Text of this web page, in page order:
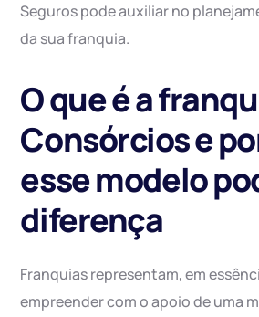
Seguros pode auxiliar no
da sua franquia.
O que é a
Consórcios e
esse modelo
diferença
Franquias representam, em
empreender com o apoio de uma